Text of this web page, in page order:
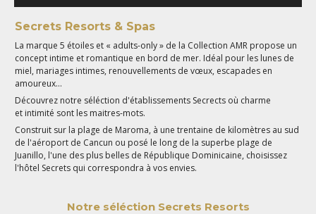
Secrets Resorts & Spas
La marque 5 étoiles et « adults-only » de la Collection AMR propose un
concept intime et romantique en bord de mer. Idéal pour les lunes de
miel, mariages intimes, renouvellements de vœux, escapades en
amoureux…
Découvrez notre séléction d'établissements Secrects où charme
et intimité sont les maitres-mots.
Construit sur la plage de Maroma, à une trentaine de kilomètres au sud
de l'aéroport de Cancun ou posé le long de la superbe plage de
Juanillo, l'une des plus belles de République Dominicaine, choisissez
l'hôtel Secrets qui correspondra à vos envies.
Notre séléction Secrets Resorts